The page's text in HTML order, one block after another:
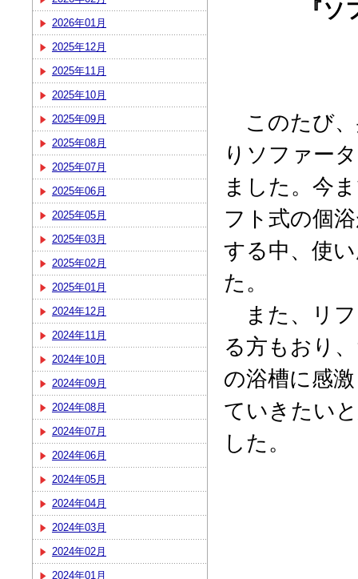
2026年01月
2025年12月
2025年11月
2025年10月
2025年09月
2025年08月
2025年07月
2025年06月
2025年05月
2025年03月
2025年02月
2025年01月
2024年12月
2024年11月
2024年10月
2024年09月
2024年08月
2024年07月
2024年06月
2024年05月
2024年04月
2024年03月
2024年02月
2024年01月
『
このたび、
りソファー
ました。今
フト式の個
する中、使
た。
また、リフ
る方もおり
の浴槽に感
ていきたい
した。